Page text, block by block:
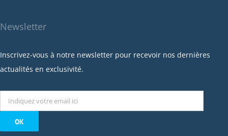
mars 2023
janvier 2023
décembre 2022
octobre 2022
septembre 2022
août 2022
Newsletter
Inscrivez-vous à notre newsletter pour recevoir nos dernières
actualités en exclusivité.